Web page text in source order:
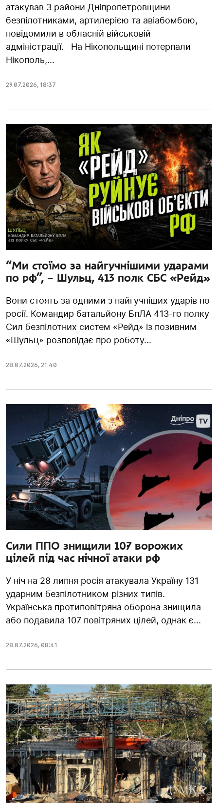
атакував 3 райони Дніпропетровщини
безпілотниками, артилерією та авіабомбою,
повідомили в обласній військовій
адміністрації. На Нікопольщині потерпали
Нікополь,...
29.07.2026, 18:37
“Ми стоїмо за найгучнішими ударами
по рф”, – Шульц, 413 полк СБС «Рейд»
Вони стоять за одними з найгучніших ударів по
росії. Командир батальйону БпЛА 413-го полку
Сил безпілотних систем «Рейд» із позивним
«Шульц» розповідає про роботу...
28.07.2026, 21:40
Сили ППО знищили 107 ворожих
цілей під час нічної атаки рф
У ніч на 28 липня росія атакувала Україну 131
ударним безпілотником різних типів.
Українська протиповітряна оборона знищила
або подавила 107 повітряних цілей, однак є...
28.07.2026, 08:41